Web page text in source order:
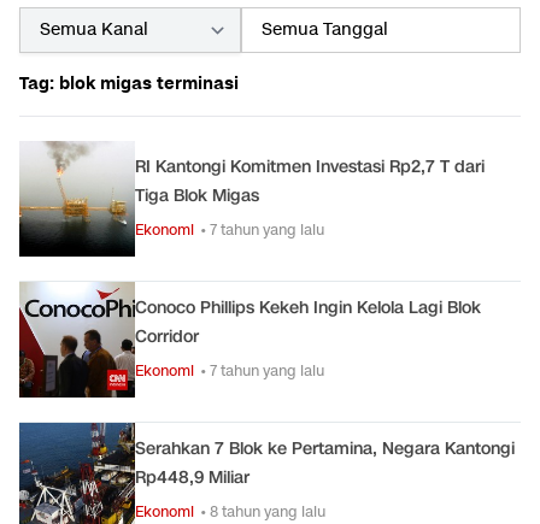
Tag: blok migas terminasi
RI Kantongi Komitmen Investasi Rp2,7 T dari
Tiga Blok Migas
Ekonomi • 7 tahun yang lalu
Conoco Phillips Kekeh Ingin Kelola Lagi Blok
Corridor
Ekonomi • 7 tahun yang lalu
Serahkan 7 Blok ke Pertamina, Negara Kantongi
Rp448,9 Miliar
Ekonomi • 8 tahun yang lalu